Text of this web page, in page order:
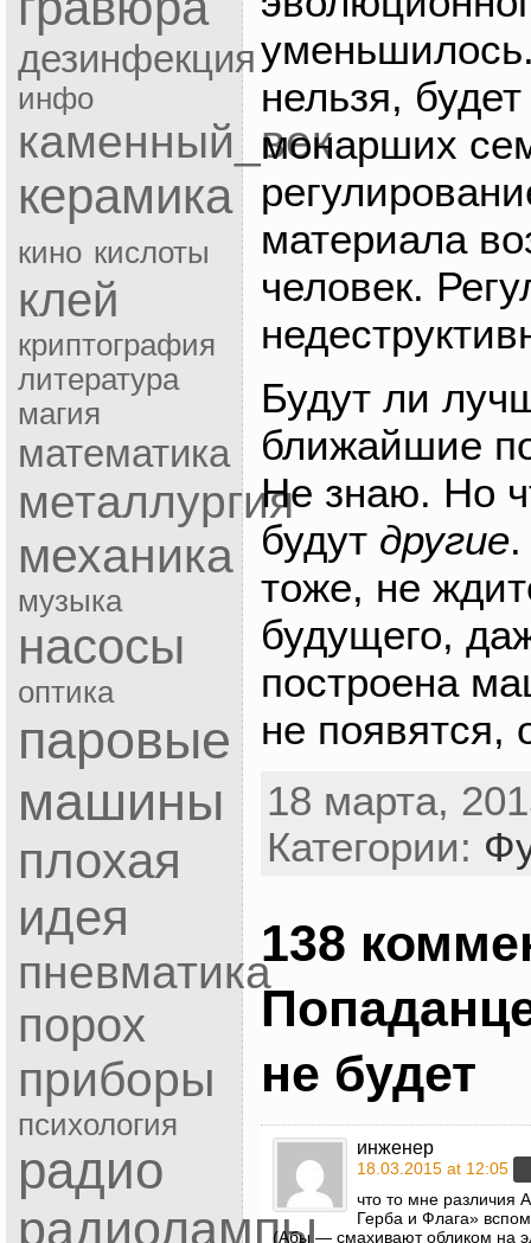
дезинфекция
инфо
каменный_век
керамика
кино кислоты
клей
криптография
литература
магия
математика
металлургия
механика
музыка
насосы
оптика
паровые
машины
плохая
идея
пневматика
порох
приборы
психология
радио
радиолампы
нельзя,
монарших
материала
человек.
Будут ли
ближайшие
Не знаю. Но
будут другие.
тоже, не
будущего,
построена
не появятся,
18 марта,
Категории:
138
не будет
инженер
18.03.2015 at 12:05
что то мне различия
Герба и Флага»
(Абы — смахивают обликом на